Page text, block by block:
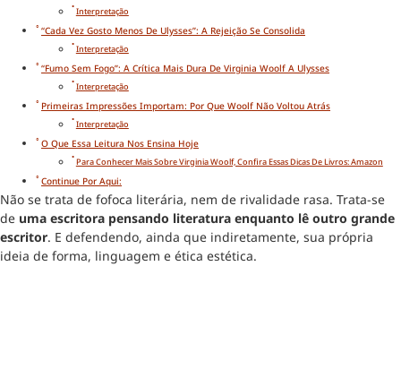
Interpretação
“Cada Vez Gosto Menos De Ulysses”: A Rejeição Se Consolida
Interpretação
“Fumo Sem Fogo”: A Crítica Mais Dura De Virginia Woolf A Ulysses
Interpretação
Primeiras Impressões Importam: Por Que Woolf Não Voltou Atrás
Interpretação
O Que Essa Leitura Nos Ensina Hoje
Para Conhecer Mais Sobre Virginia Woolf, Confira Essas Dicas De Livros: Amazon
Continue Por Aqui:
Não se trata de fofoca literária, nem de rivalidade rasa. Trata-se
de uma escritora pensando literatura enquanto lê outro grande
escritor. E defendendo, ainda que indiretamente, sua própria
ideia de forma, linguagem e ética estética.